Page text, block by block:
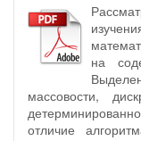
на
массовости,
отличие